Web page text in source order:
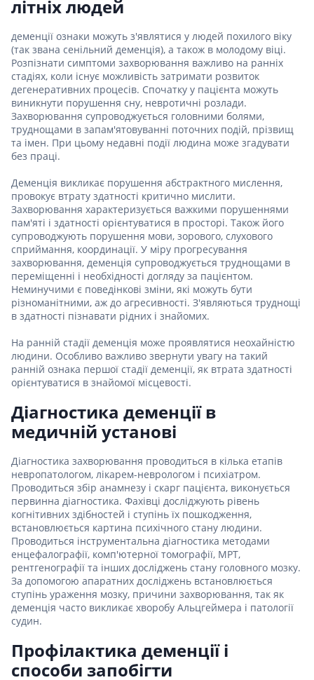
літніх людей
деменції ознаки можуть з'являтися у людей похилого віку
(так звана сенільний деменція), а також в молодому віці.
Розпізнати симптоми захворювання важливо на ранніх
стадіях, коли існує можливість затримати розвиток
дегенеративних процесів. Спочатку у пацієнта можуть
виникнути порушення сну, невротичні розлади.
Захворювання супроводжується головними болями,
труднощами в запам'ятовуванні поточних подій, прізвищ
та імен. При цьому недавні події людина може згадувати
без праці.
Деменція викликає порушення абстрактного мислення,
провокує втрату здатності критично мислити.
Захворювання характеризується важкими порушеннями
пам'яті і здатності орієнтуватися в просторі. Також його
супроводжують порушення мови, зорового, слухового
сприймання, координації. У міру прогресування
захворювання, деменція супроводжується труднощами в
переміщенні і необхідності догляду за пацієнтом.
Неминучими є поведінкові зміни, які можуть бути
різноманітними, аж до агресивності. З'являються труднощі
в здатності пізнавати рідних і знайомих.
На ранній стадії деменція може проявлятися неохайністю
людини. Особливо важливо звернути увагу на такий
ранній ознака першої стадії деменції, як втрата здатності
орієнтуватися в знайомої місцевості.
Діагностика деменції в
медичній установі
Діагностика захворювання проводиться в кілька етапів
невропатологом, лікарем-неврологом і психіатром.
Проводиться збір анамнезу і скарг пацієнта, виконується
первинна діагностика. Фахівці досліджують рівень
когнітивних здібностей і ступінь їх пошкодження,
встановлюється картина психічного стану людини.
Проводиться інструментальна діагностика методами
енцефалографії, комп'ютерної томографії, МРТ,
рентгенографії та інших досліджень стану головного мозку.
За допомогою апаратних досліджень встановлюється
ступінь ураження мозку, причини захворювання, так як
деменція часто викликає хворобу Альцгеймера і патології
судин.
Профілактика деменції і
способи запобігти